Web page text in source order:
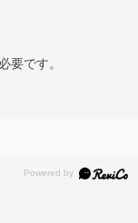
要です。